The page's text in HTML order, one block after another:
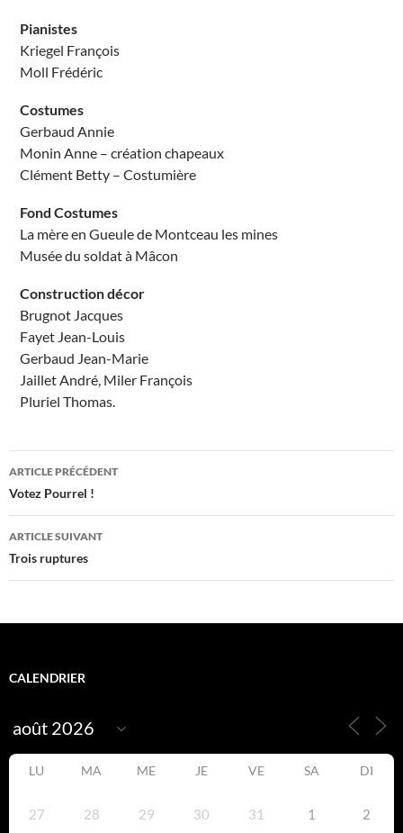
Pianistes
Kriegel François
Moll Frédéric
Costumes
Gerbaud Annie
Monin Anne – création chapeaux
Clément Betty – Costumière
Fond Costumes
La mère en Gueule de Montceau les mines
Musée du soldat à Mâcon
Construction décor
Brugnot Jacques
Fayet Jean-Louis
Gerbaud Jean-Marie
Jaillet André, Miler François
Pluriel Thomas.
Navigation
des
articles
ARTICLE PRÉCÉDENT
Votez Pourrel !
ARTICLE SUIVANT
Trois ruptures
CALENDRIER
LU MA ME JE VE SA DI
27 28 29 30 31 1 2